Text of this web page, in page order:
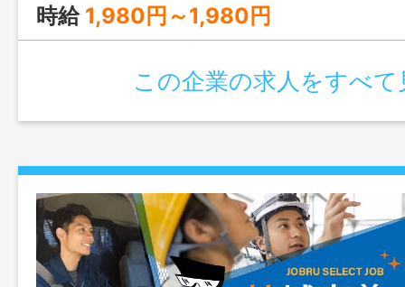
時給 1,980円～1,980円
この企業の求人をすべて